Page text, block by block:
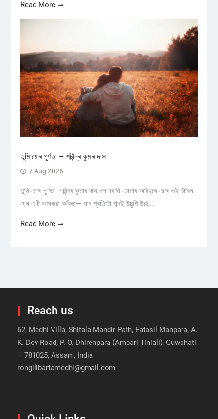
Read More
তুমি মোৰ পূৰ্ণতা – শচীন্দ্ৰ কুমাৰ দাস
7 Aug 2026
তুমি মোৰ পূৰ্ণতা শচীন্দ্ৰ কুমাৰ দাস,পলাশবাৰী তোমাৰ অবিহনে মোৰ এই জীৱন,
যেন এটি আধৰুৱা কবিতা— যাৰ প্ৰতিটো শব্দই উচুপি উঠে,...
Read More
Reach us
62, Medhi Villa, Shitala Mandir Path, Fatasil Manpara, A.
K. Dev Road, P. O. Dhirenpara (Ambari Tiniali), Guwahati
– 781025, Assam, India
rongilibartamedhi@gmail.com